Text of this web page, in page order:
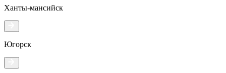
Ханты-мансийск
Югорск